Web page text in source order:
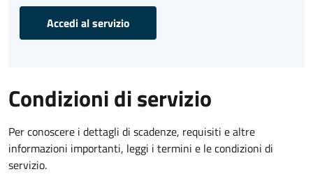
Accedi al servizio
Condizioni di servizio
Per conoscere i dettagli di scadenze, requisiti e altre
informazioni importanti, leggi i termini e le condizioni di
servizio.